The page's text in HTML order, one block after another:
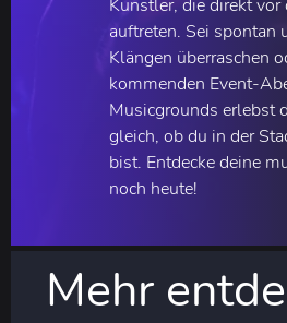
Künstler, die direkt vor
auftreten. Sei spontan
Klängen überraschen
kommenden Event-
Musicgrounds erlebst
gleich, ob du in der
bist. Entdecke deine
noch heute!
Mehr